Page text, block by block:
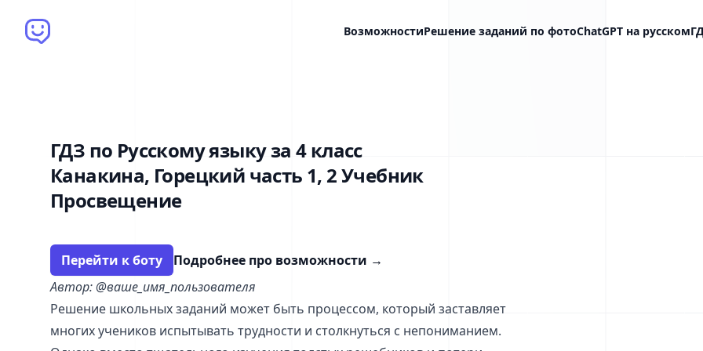
Brain Bot ВозможностиРешение заданий по фотоChatGPT на русском
ГДЗ по Русскому языку за 4 класс
Канакина, Горецкий часть 1, 2 Учебник
Просвещение
Перейти к боту Подробнее про возможности →
Автор: @ваше_имя_пользователя
Решение школьных заданий может быть процессом, который заставляет
многих учеников испытывать трудности и столкнуться с непониманием.